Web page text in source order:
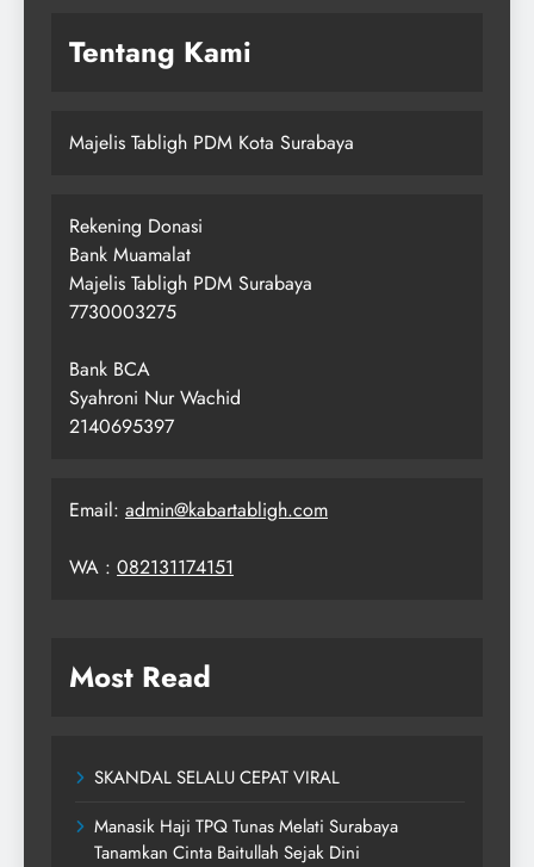
Tentang Kami
Majelis Tabligh PDM Kota Surabaya
Rekening Donasi
Bank Muamalat
Majelis Tabligh PDM Surabaya
7730003275
Bank BCA
Syahroni Nur Wachid
2140695397
Email: admin@kabartabligh.com
WA : 082131174151
Most Read
SKANDAL SELALU CEPAT VIRAL
Manasik Haji TPQ Tunas Melati Surabaya
Tanamkan Cinta Baitullah Sejak Dini